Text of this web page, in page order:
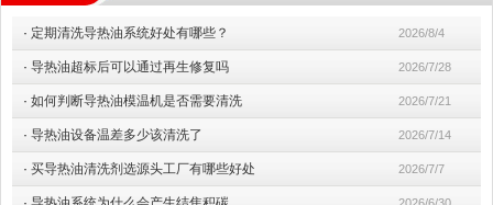
· 定期清洗导热油系统好处有哪些？ 2026/8/4
· 导热油超标后可以通过再生修复吗 2026/7/28
· 如何判断导热油模温机是否需要清洗 2026/7/21
· 导热油设备温差多少该清洗了 2026/7/14
· 买导热油清洗剂选源头工厂有哪些好处 2026/7/7
2026/6/30